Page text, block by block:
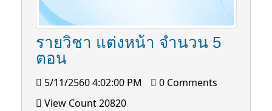
รายวิชา แต่งหน้า จำนวน 5
ตอน
5/11/2560 4:02:00 PM
0 Comments
View Count 20820